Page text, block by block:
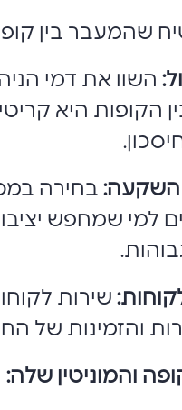
שהמעבר בין
השוו את דמי
השקעה: בחירה
למי שמחפש
שירות
והזמינות של
והמוניטין שלה: